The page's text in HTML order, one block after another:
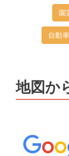
園
自動
地図か